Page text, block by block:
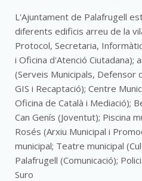
L'Ajuntament de Palafrugell
diferents edificis arreu de la
Protocol, Secretaria,
i Oficina d'Atenció Ciutadana);
(Serveis Municipals, Defensor
GIS i Recaptació); Centre
Oficina de Català i Mediació);
Can Genís (Joventut); Piscina
Rosés (Arxiu Municipal i
municipal; Teatre municipal
Palafrugell (Comunicació);
Suro